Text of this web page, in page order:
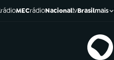
rádioMECrádioNacionaltvBrasilmais